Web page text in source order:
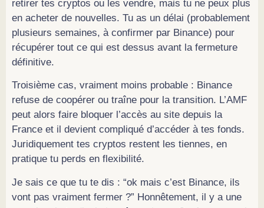
retirer tes cryptos ou les vendre, mais tu ne peux plus
en acheter de nouvelles. Tu as un délai (probablement
plusieurs semaines, à confirmer par Binance) pour
récupérer tout ce qui est dessus avant la fermeture
définitive.
Troisième cas, vraiment moins probable : Binance
refuse de coopérer ou traîne pour la transition. L’AMF
peut alors faire bloquer l’accès au site depuis la
France et il devient compliqué d’accéder à tes fonds.
Juridiquement tes cryptos restent les tiennes, en
pratique tu perds en flexibilité.
Je sais ce que tu te dis : “ok mais c’est Binance, ils
vont pas vraiment fermer ?” Honnêtement, il y a une